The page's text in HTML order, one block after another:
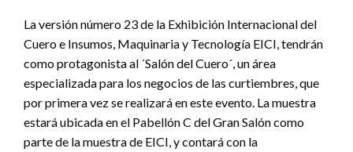
La versión número 23 de la Exhibición Internacional del
Cuero e Insumos, Maquinaria y Tecnología EICI, tendrán
como protagonista al ´Salón del Cuero´, un área
especializada para los negocios de las curtiembres, que
por primera vez se realizará en este evento. La muestra
estará ubicada en el Pabellón C del Gran Salón como
parte de la muestra de EICI, y contará con la